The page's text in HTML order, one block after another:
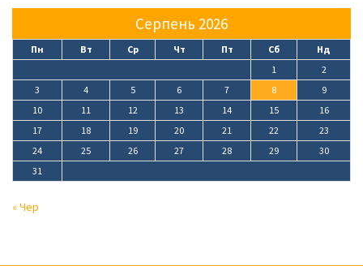
Серпень 2026
Пн Вт Ср Чт Пт Сб
Нд
1
2
3
4 5 6 7 8
9
10
11 12 13 14 15
16
17
18 19 20 21 22
23
24
25 26 27 28 29
30
31
« Чер